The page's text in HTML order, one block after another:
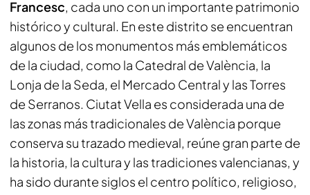
Francesc, cada uno con un importante patrimonio
histórico y cultural. En este distrito se encuentran
algunos de los monumentos más emblemáticos
de la ciudad, como la Catedral de València, la
Lonja de la Seda, el Mercado Central y las Torres
de Serranos. Ciutat Vella es considerada una de
las zonas más tradicionales de València porque
conserva su trazado medieval, reúne gran parte de
la historia, la cultura y las tradiciones valencianas, y
ha sido durante siglos el centro político, religioso,